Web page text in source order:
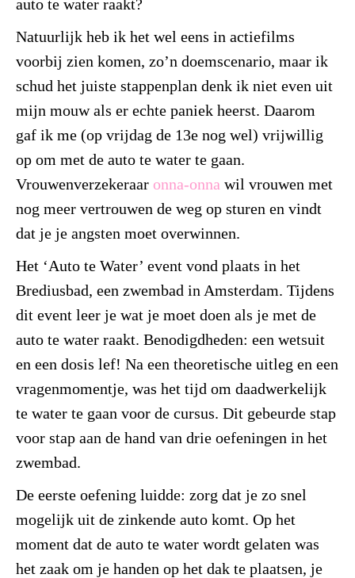
auto te water raakt?
Natuurlijk heb ik het wel eens in actiefilms
voorbij zien komen, zo’n doemscenario, maar ik
schud het juiste stappenplan denk ik niet even uit
mijn mouw als er echte paniek heerst. Daarom
gaf ik me (op vrijdag de 13e nog wel) vrijwillig
op om met de auto te water te gaan.
Vrouwenverzekeraar onna-onna wil vrouwen met
nog meer vertrouwen de weg op sturen en vindt
dat je je angsten moet overwinnen.
Het ‘Auto te Water’ event vond plaats in het
Brediusbad, een zwembad in Amsterdam. Tijdens
dit event leer je wat je moet doen als je met de
auto te water raakt. Benodigdheden: een wetsuit
en een dosis lef! Na een theoretische uitleg en een
vragenmomentje, was het tijd om daadwerkelijk
te water te gaan voor de cursus. Dit gebeurde stap
voor stap aan de hand van drie oefeningen in het
zwembad.
De eerste oefening luidde: zorg dat je zo snel
mogelijk uit de zinkende auto komt. Op het
moment dat de auto te water wordt gelaten was
het zaak om je handen op het dak te plaatsen, je